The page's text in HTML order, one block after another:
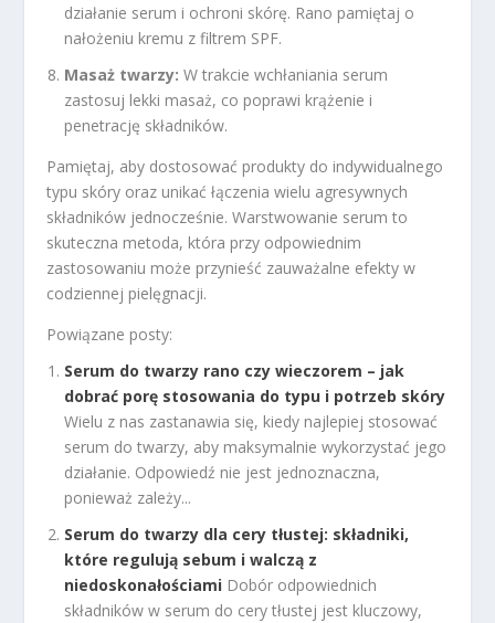
działanie serum i ochroni skórę. Rano pamiętaj o
nałożeniu kremu z filtrem SPF.
Masaż twarzy: W trakcie wchłaniania serum
zastosuj lekki masaż, co poprawi krążenie i
penetrację składników.
Pamiętaj, aby dostosować produkty do indywidualnego
typu skóry oraz unikać łączenia wielu agresywnych
składników jednocześnie. Warstwowanie serum to
skuteczna metoda, która przy odpowiednim
zastosowaniu może przynieść zauważalne efekty w
codziennej pielęgnacji.
Powiązane posty:
Serum do twarzy rano czy wieczorem – jak
dobrać porę stosowania do typu i potrzeb skóry
Wielu z nas zastanawia się, kiedy najlepiej stosować
serum do twarzy, aby maksymalnie wykorzystać jego
działanie. Odpowiedź nie jest jednoznaczna,
ponieważ zależy...
Serum do twarzy dla cery tłustej: składniki,
które regulują sebum i walczą z
niedoskonałościami Dobór odpowiednich
składników w serum do cery tłustej jest kluczowy,